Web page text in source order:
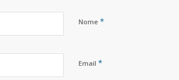
Nome *
Email *